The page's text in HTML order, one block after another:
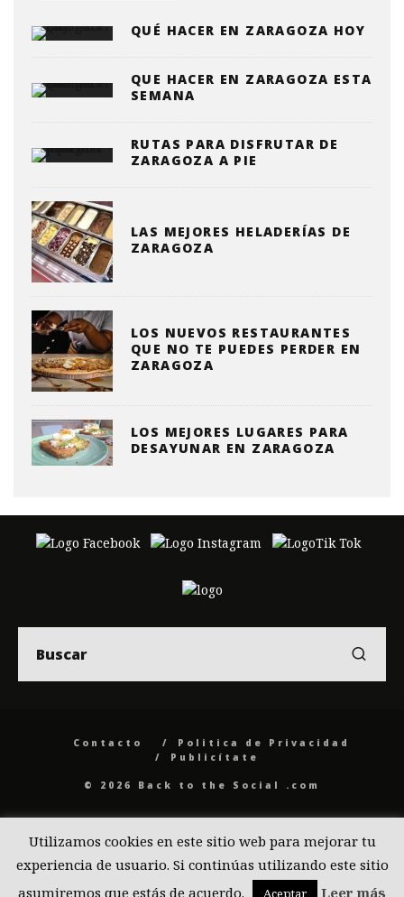
QUÉ HACER EN ZARAGOZA HOY
QUE HACER EN ZARAGOZA ESTA
SEMANA
RUTAS PARA DISFRUTAR DE
ZARAGOZA A PIE
LAS MEJORES HELADERÍAS DE
ZARAGOZA
LOS NUEVOS RESTAURANTES
QUE NO TE PUEDES PERDER EN
ZARAGOZA
LOS MEJORES LUGARES PARA
DESAYUNAR EN ZARAGOZA
Contacto
Politica de Privacidad
Publicítate
© 2026 Back to the Social .com
Utilizamos cookies en este sitio web para mejorar tu
experiencia de usuario. Si continúas utilizando este sitio
asumiremos que estás de acuerdo.
Aceptar Leer más